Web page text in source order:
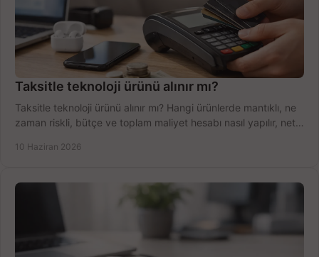
Taksitle teknoloji ürünü alınır mı?
Taksitle teknoloji ürünü alınır mı? Hangi ürünlerde mantıklı, ne
zaman riskli, bütçe ve toplam maliyet hesabı nasıl yapılır, net
10 Haziran 2026